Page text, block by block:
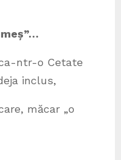
ntr-o Cetate
inclus,
măcar „o